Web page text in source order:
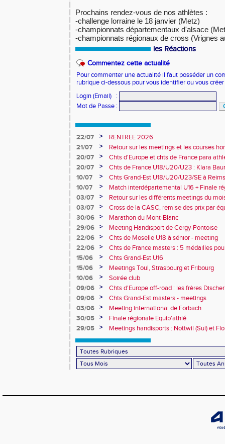
Prochains rendez-vous de nos athlètes :
-challenge lorraine le 18 janvier (Metz)
-championnats départementaux d'alsace
-championnats régionaux de cross (Vrignes
les Réactions
Commentez cette actualité
Pour commenter une actualité il faut posséder un
rubrique ci-dessous pour vous identifier ou vous
Login (Email)
:
Mot de Passe :
22/07 >
RENTREE 2026
21/07
>
Retour sur les meetings et les courses
20/07
>
Chts d'Europe et chts de France para
champion d'Europe et multiples
20/07 >
Chts de France U18/U20/U23 : Klara
10e
10/07 >
Chts Grand-Est U18/U20/U23/SE à
10/07
>
Match interdépartemental U16 + Finale
Obernai
03/07 >
Retour sur les différents meetings du
03/07
>
Cross de la CASC, remise des prix par
collèges
30/06 >
Marathon du Mont-Blanc
29/06
>
Meeting Handisport de Cergy-Pontoise
22/06
>
Chts de Moselle U18 à sénior - meeting
22/06
>
Chts de France masters : 5 médailles
15/06
>
Chts Grand-Est U16
15/06
>
Meetings Toul, Strasbourg et Fribourg
10/06
>
Soirée club
09/06
>
Chts d'Europe off-road : les frères
09/06
>
Chts Grand-Est masters - meetings
03/06
>
Meeting international de Forbach
30/05
>
Finale régionale Equip'athlé
29/05
> Meetings handisports : Nottwil (Sui) et